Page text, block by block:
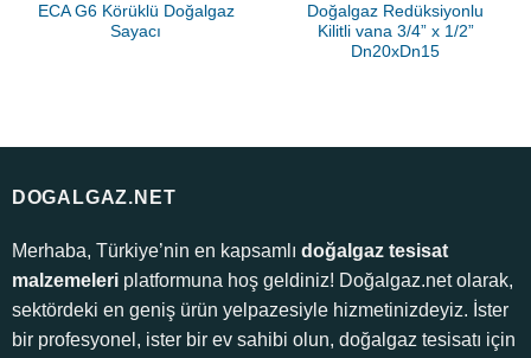
ECA G6 Körüklü Doğalgaz
Sayacı
Doğalgaz Redüksiyonlu
Kilitli vana 3/4” x 1/2”
Dn20xDn15
DOGALGAZ.NET
Merhaba, Türkiye’nin en kapsamlı doğalgaz tesisat
malzemeleriplatformuna hoş geldiniz! Doğalgaz.net olarak,
sektördeki en geniş ürün yelpazesiyle hizmetinizdeyiz. İster
bir profesyonel, ister bir ev sahibi olun, doğalgaz tesisatı için